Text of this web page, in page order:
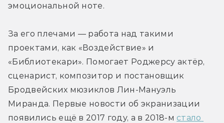
эмоциональной ноте.
За его плечами — работа над такими
проектами, как «Воздействие» и
«Библиотекари». Помогает Роджерсу актёр,
сценарист, композитор и постановщик
Бродвейских мюзиклов Лин-Мануэль
Миранда. Первые новости об экранизации
появились ещё в 2017 году, а в 2018-м стало